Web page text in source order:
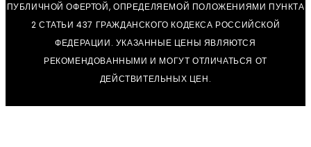
ПУБЛИЧНОЙ ОФЕРТОЙ, ОПРЕДЕЛЯЕМОЙ ПОЛОЖЕНИЯМИ ПУНКТА
2 СТАТЬИ 437 ГРАЖДАНСКОГО КОДЕКСА РОССИЙСКОЙ
ФЕДЕРАЦИИ. УКАЗАННЫЕ ЦЕНЫ ЯВЛЯЮТСЯ
РЕКОМЕНДОВАННЫМИ И МОГУТ ОТЛИЧАТЬСЯ ОТ
ДЕЙСТВИТЕЛЬНЫХ ЦЕН.